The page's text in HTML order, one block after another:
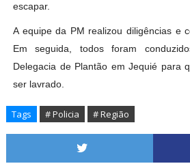
escapar.
A equipe da PM realizou diligências e
Em seguida, todos foram
Delegacia de Plantão em Jequié para
ser lavrado.
Tags # Policia # Região